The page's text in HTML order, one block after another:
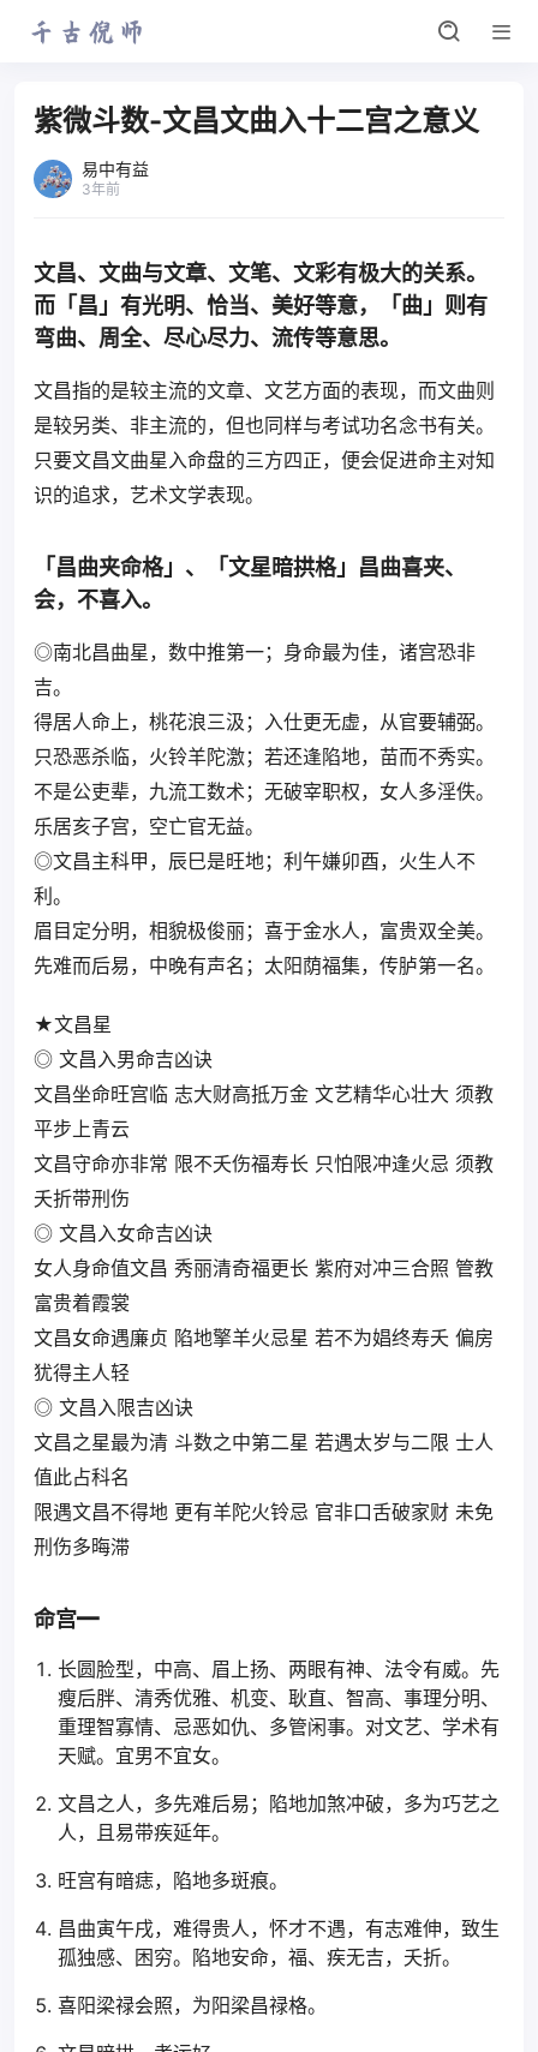
紫微斗数-文昌文曲入十二宫之意义
易中有益
3年前
文昌、文曲与文章、文笔、文彩有极大的关系。
而「昌」有光明、恰当、美好等意，「曲」则有
弯曲、周全、尽心尽力、流传等意思。
文昌指的是较主流的文章、文艺方面的表现，而文曲则
是较另类、非主流的，但也同样与考试功名念书有关。
只要文昌文曲星入命盘的三方四正，便会促进命主对知
识的追求，艺术文学表现。
「昌曲夹命格」、「文星暗拱格」昌曲喜夹、
会，不喜入。
◎南北昌曲星，数中推第一；身命最为佳，诸宫恐非
吉。
得居人命上，桃花浪三汲；入仕更无虚，从官要辅弼。
只恐恶杀临，火铃羊陀激；若还逢陷地，苗而不秀实。
不是公吏辈，九流工数术；无破宰职权，女人多淫佚。
乐居亥子宫，空亡官无益。
◎文昌主科甲，辰巳是旺地；利午嫌卯酉，火生人不
利。
眉目定分明，相貌极俊丽；喜于金水人，富贵双全美。
先难而后易，中晚有声名；太阳荫福集，传胪第一名。
★文昌星
◎ 文昌入男命吉凶诀
文昌坐命旺宫临 志大财高抵万金 文艺精华心壮大 须教
平步上青云
文昌守命亦非常 限不夭伤福寿长 只怕限冲逢火忌 须教
夭折带刑伤
◎ 文昌入女命吉凶诀
女人身命值文昌 秀丽清奇福更长 紫府对冲三合照 管教
富贵着霞裳
文昌女命遇廉贞 陷地擎羊火忌星 若不为娼终寿夭 偏房
犹得主人轻
◎ 文昌入限吉凶诀
文昌之星最为清 斗数之中第二星 若遇太岁与二限 士人
值此占科名
限遇文昌不得地 更有羊陀火铃忌 官非口舌破家财 未免
刑伤多晦滞
命宫━
长圆脸型，中高、眉上扬、两眼有神、法令有威。先
瘦后胖、清秀优雅、机变、耿直、智高、事理分明、
重理智寡情、忌恶如仇、多管闲事。对文艺、学术有
天赋。宜男不宜女。
文昌之人，多先难后易；陷地加煞冲破，多为巧艺之
人，且易带疾延年。
旺宫有暗痣，陷地多斑痕。
昌曲寅午戌，难得贵人，怀才不遇，有志难伸，致生
孤独感、困穷。陷地安命，福、疾无吉，夭折。
喜阳梁禄会照，为阳梁昌禄格。